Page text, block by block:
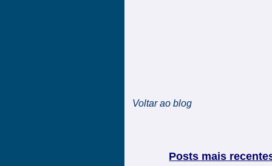
Voltar ao blog
Posts mais